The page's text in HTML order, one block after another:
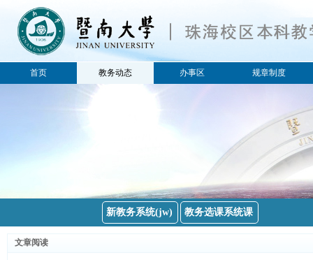
首页 教务动态 办事区 规章制度
实践教学
教学质量
排课选课
新教务系统(jw) 教务选课系统课
文章阅读